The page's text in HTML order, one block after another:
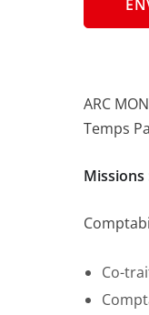
ARC
Temps
Missions
Co-